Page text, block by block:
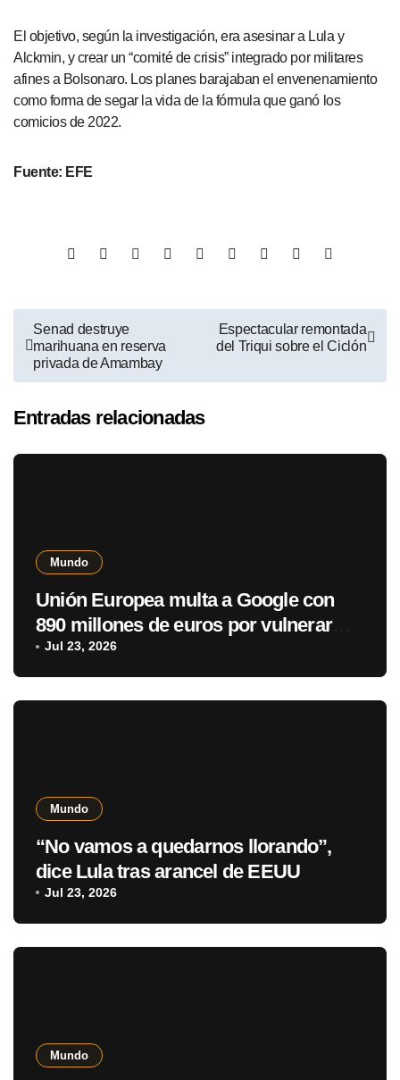
El objetivo, según la investigación, era asesinar a Lula y
Alckmin, y crear un “comité de crisis” integrado por militares
afines a Bolsonaro. Los planes barajaban el envenenamiento
como forma de segar la vida de la fórmula que ganó los
comicios de 2022.
Fuente: EFE
Senad destruye
marihuana en reserva
privada de Amambay
Espectacular remontada
del Triqui sobre el Ciclón
Entradas relacionadas
Mundo
Unión Europea multa a Google con
890 millones de euros por vulnerar
normativa digital
Jul 23, 2026
Mundo
“No vamos a quedarnos llorando”,
dice Lula tras arancel de EEUU
Jul 23, 2026
Mundo